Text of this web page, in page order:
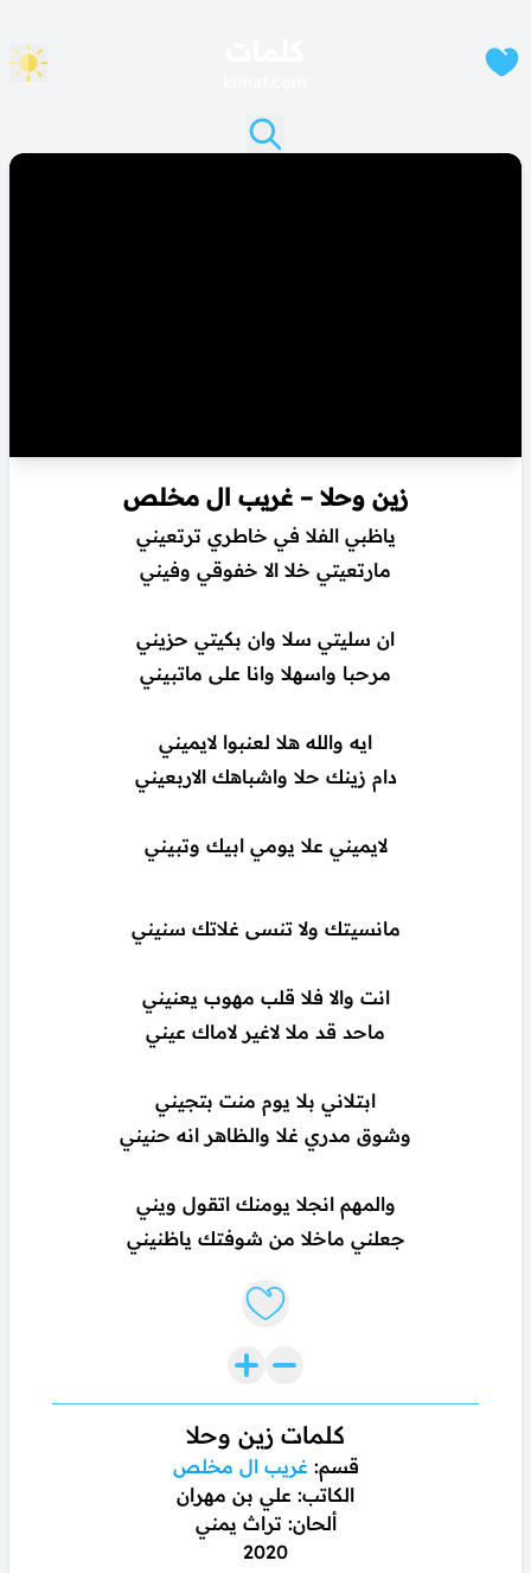
زين وحلا – غريب ال مخلص
ياظبي الفلا في خاطري ترتعيني
مارتعيتي خلا الا خفوقي وفيني
ان سليتي سلا وان بكيتي حزيني
مرحبا واسهلا وانا على ماتبيني
ايه والله هلا لعنبوا لايميني
دام زينك حلا واشباهك الاربعيني
لايميني علا يومي ابيك وتبيني
مانسيتك ولا تنسى غلاتك سنيني
انت والا فلا قلب مهوب يعنيني
ماحد قد ملا لاغير لاماك عيني
ابتلاني بلا يوم منت بتجيني
وشوق مدري غلا والظاهر انه حنيني
والمهم انجلا يومنك اتقول ويني
جعلني ماخلا من شوفتك ياظنيني
Like lyrics
كلمات زين وحلا
قسم: غريب ال مخلص
الكاتب: علي بن مهران
ألحان: تراث يمني
2020